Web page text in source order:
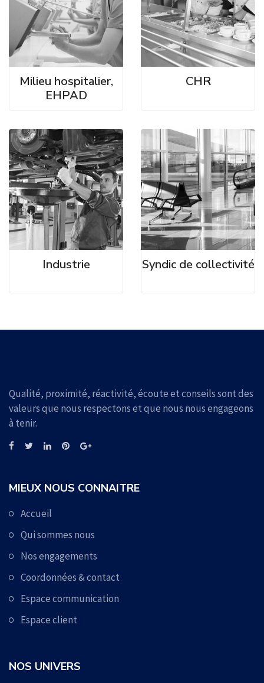
Milieu hospitalier,
EHPAD
CHR
Industrie Syndic de collectivité
Qualité, proximité, réactivité, écoute et conseils sont des
valeurs que nous respectons et que nous nous engageons
à tenir.
MIEUX NOUS CONNAITRE
Accueil
Qui sommes nous
Nos engagements
Coordonnées & contact
Espace communication
Espace client
NOS UNIVERS